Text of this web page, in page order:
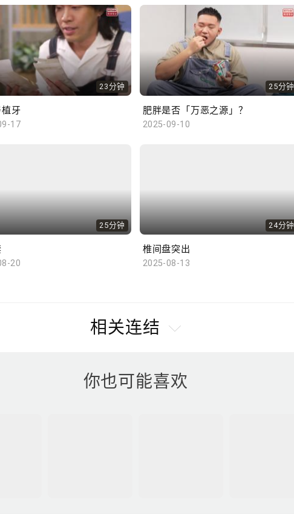
23分钟
牙
17
25分钟
肥胖是否「万恶之源」？
2025-09-10
25分钟
20
24分钟
椎间盘突出
2025-08-13
相关连结
你也可能喜欢